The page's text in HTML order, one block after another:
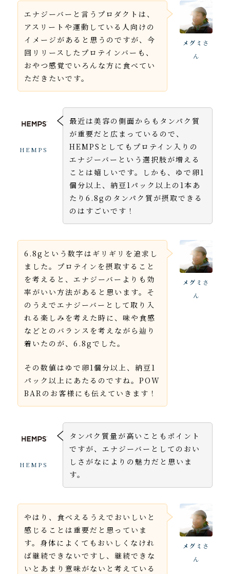
メグミ さ
ん
エナジーバーと言うプロダクトは、
アスリートや運動している人向けの
イメージがあると思うのですが、今
回リリースしたプロテインバーも、
おやつ感覚でいろんな方に食べてい
ただきたいです。
HEMPS
最近は美容の側面からもタンパク質
が重要だと広まっているので、
HEMPSとしてもプロテイン入りの
エナジーバーという選択肢が増える
ことは嬉しいです。しかも、ゆで卵1
個分以上、納豆1パック以上の1本あ
たり6.8gのタンパク質が摂取できる
のはすごいです！
メグミ さ
ん
6.8gという数字はギリギリを追求し
ました。プロテインを摂取すること
を考えると、エナジーバーよりも効
率がいい方法があると思います。そ
のうえでエナジーバーとして取り入
れる楽しみを考えた時に、味や食感
などとのバランスを考えながら辿り
着いたのが、6.8gでした。
その数値はゆで卵1個分以上、納豆1
パック以上にあたるのですね。POW
BARのお客様にも伝えていきます！
HEMPS
タンパク質量が高いこともポイント
ですが、エナジーバーとしてのおい
しさがなによりの魅力だと思いま
す。
メグミ さ
ん
やはり、食べえるうえでおいしいと
感じることは重要だと思っていま
す。身体によくてもおいしくなけれ
ば継続できないですし、継続できな
いとあまり意味がないと考えている